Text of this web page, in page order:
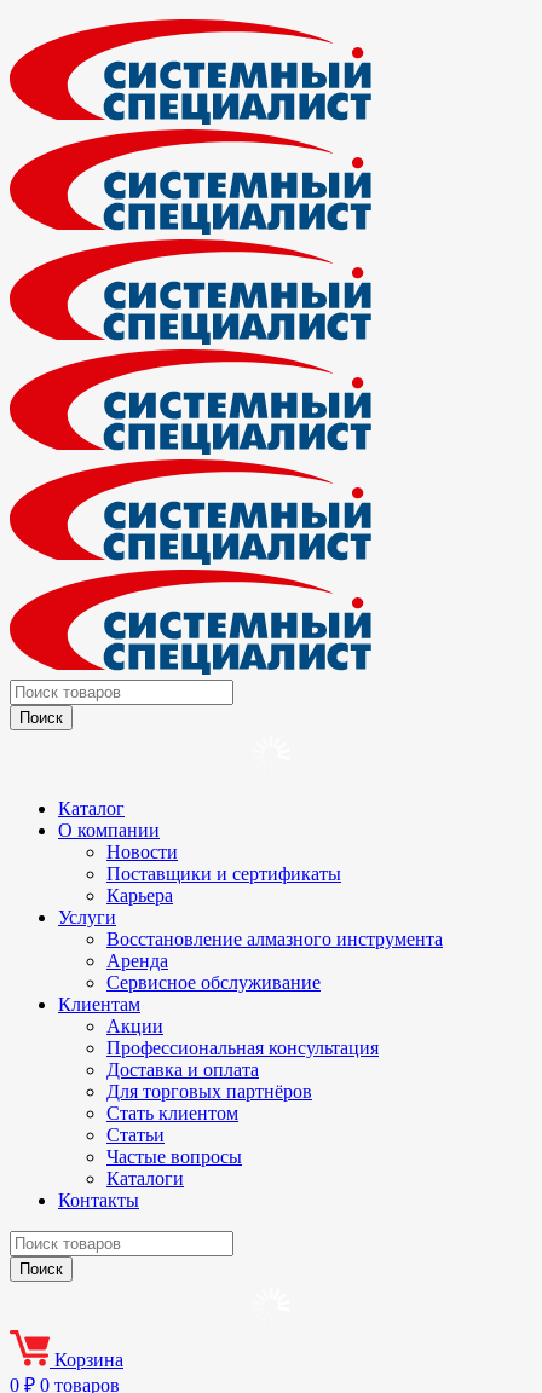
Каталог
О компании
Новости
Поставщики и сертификаты
Карьера
Услуги
Восстановление алмазного инструмента
Аренда
Сервисное обслуживание
Клиентам
Акции
Профессиональная консультация
Доставка и оплата
Для торговых партнёров
Стать клиентом
Статьи
Частые вопросы
Каталоги
Контакты
Корзина
0 ₽ 0 товаров